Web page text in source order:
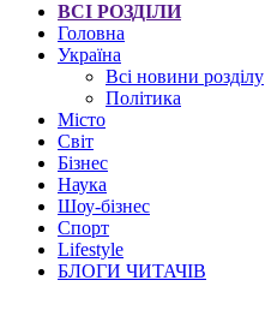
ВСІ РОЗДІЛИ
Головна
Україна
Всі новини розділу
Політика
Місто
Світ
Бізнес
Наука
Шоу-бізнес
Спорт
Lifestyle
БЛОГИ ЧИТАЧІВ